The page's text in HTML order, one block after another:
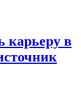
карьеру в